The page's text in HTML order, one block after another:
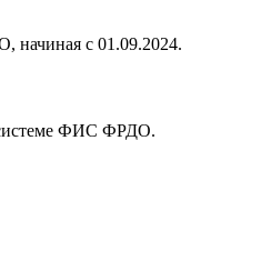
начиная с 01.09.2024.
системе ФИС ФРДО.